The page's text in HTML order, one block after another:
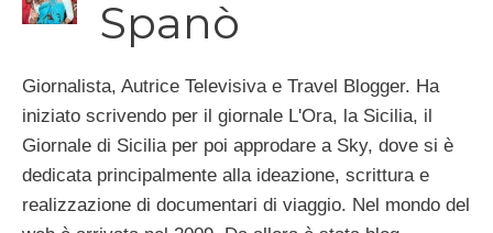
Spanò
Giornalista, Autrice Televisiva e Travel Blogger. Ha
iniziato scrivendo per il giornale L'Ora, la Sicilia, il
Giornale di Sicilia per poi approdare a Sky, dove si è
dedicata principalmente alla ideazione, scrittura e
realizzazione di documentari di viaggio. Nel mondo del